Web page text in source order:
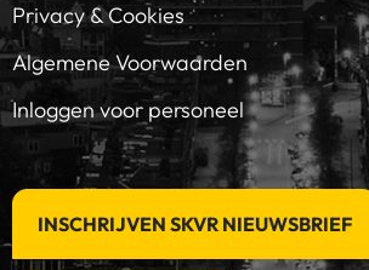
Privacy & Cookies
Algemene Voorwaarden
Inloggen voor personeel
INSCHRIJVEN SKVR NIEUWSBRIEF